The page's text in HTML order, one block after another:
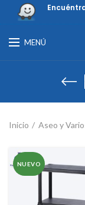
MENÚ
Inicio Aseo y
NUEVO